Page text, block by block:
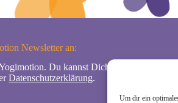
Um dir ein
Newsletter an:
Du kannst Dich natürlich
Datenschutzerklärung.